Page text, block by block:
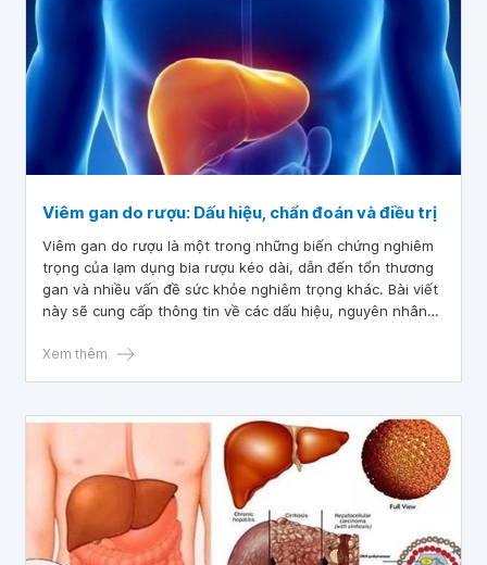
Viêm gan do rượu: Dấu hiệu, chẩn đoán và điều trị
Viêm gan do rượu là một trong những biến chứng nghiêm
trọng của lạm dụng bia rượu kéo dài, dẫn đến tổn thương
gan và nhiều vấn đề sức khỏe nghiêm trọng khác. Bài viết
này sẽ cung cấp thông tin về các dấu hiệu, nguyên nhân
động xấu đến gan và cải thiện chất lượng cuộc sống cho
Xem thêm